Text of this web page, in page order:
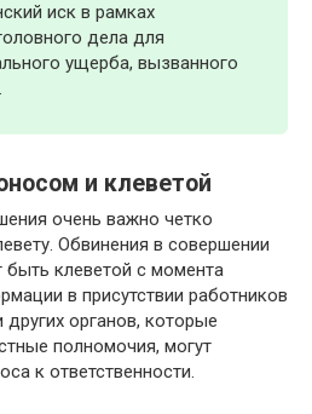
иск в рамках
дела для
ущерба, вызванного
и клеветой
очень важно четко
Обвинения в совершении
быть клеветой с момента
в присутствии работников
органов, которые
полномочия, могут
к ответственности.